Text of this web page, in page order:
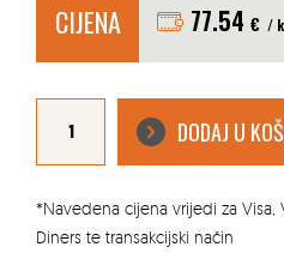
CIJENA 77.54 € /
KARCHER
USISAVAČ
2
količina
DODAJ U
*Navedena cijena vrijedi za Visa,
Diners te transakcijski način